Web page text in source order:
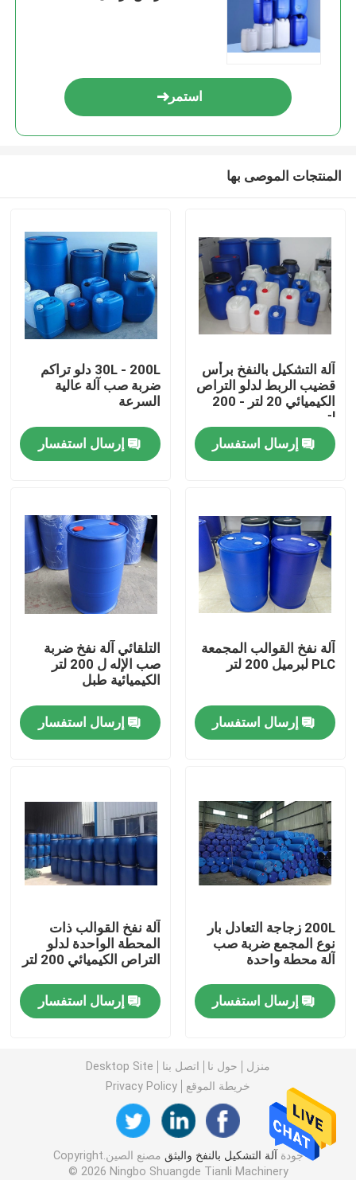
مسكن
منتجات
معلومات عنا
جولة في المعمل
مراقبة الجودة
اتصل بنا
أخبار
آلة التشكيل بالنفخ والبثق
آلة نفخ الزجاجة البلاستيكية
HDPE ضربة صب الآلة
آلة نفخ القوالب عالية السرعة
النفخ النفخ بالبثق المستمر
آلة صب ضربة المجمع
آلة صب ضربة محطة مزدوجة
آلة بلاستيكية مساعدة
استمر
المنتجات الموصى بها
آلة التشكيل بالنفخ برأس
قضيب الربط لدلو التراص
الكيميائي 20 لتر - 200
لتر
إرسال استفسار
30L - 200L دلو تراكم
ضربة صب آلة عالية
السرعة
إرسال استفسار
آلة نفخ القوالب المجمعة
PLC لبرميل 200 لتر
إرسال استفسار
التلقائي آلة نفخ ضربة
صب الإله ل 200 لتر
الكيميائية طبل
إرسال استفسار
200L زجاجة التعادل بار
نوع المجمع ضربة صب
آلة محطة واحدة
إرسال استفسار
آلة نفخ القوالب ذات
المحطة الواحدة لدلو
التراص الكيميائي 200 لتر
إرسال استفسار
منزل حول نا اتصل بنا
Desktop Site
خريطة الموقع
Privacy Policy
جودة آلة التشكيل بالنفخ والبثق
مصنع الصين.Copyright
© 2026 Ningbo Shuangde Tianli Machinery